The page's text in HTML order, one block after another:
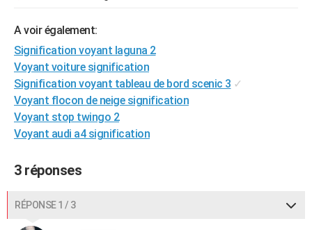
BONS PLANS
CARTE DE VOEUX
Carte de Noël
Carte Bonne année
Carte Saint-Valentin
Carte Pâques
Carte d'anniversaire
DICTIONNAIRE
Dictionnaire
Biographies
Citations
Expressions
Proverbes
PROGRAMME TV
A voir également:
Signification voyant laguna 2
Voyant voiture signification
Signification voyant tableau de bord scenic 3 ✓
Voyant flocon de neige signification
Voyant stop twingo 2
Voyant audi a4 signification
3 réponses
RÉPONSE 1 / 3